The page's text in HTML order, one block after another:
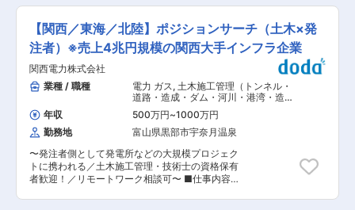
い ・専門性を高め、市場価値の高いエンジニアを
入れたい ・チームで大きなプロジェクトに取り組
みたい 変更の範囲：ジョブローテーションに合わ
せてその他当社業務全般（出向等含む）に従事い
ただく可能性あり
育児支援制度】【資格取得支援制度】など充実し
た制度を整えております。 ■当社について 当社
は、セコム・東電・関電・中電の出資により設立
された原子力発電所の総合的セキュリティを提供
する国内唯一のセキュリティ専門会社です。 その
実績は、地域社会や国から高い評価を獲得してお
り、原子力発電所における国内シェアは70％以
上。 テロや犯罪から原子力発電所を守るセキュリ
ティシステムの開発に取り組み、「システム」と
「人材」の総合セキュリティサービスを実現して
います。 変更の範囲：会社の定める業務
子力発電所やデータセンター等、お客様の施設に
おける防護（セキュリティ）業務をご担当いただ
きます。 ■業務詳細： ・出入管理業務（人の入
退域及び物品検査） ・入域車両の検査業務 ・防
護システム機器の監視業務 ・発電所構内の巡視業
務 ・緊急対処業務 など ■就業環境： ・「全国
転勤有り」・「地域限定」から選択が可能です。
・年間休日120日（月4~10回休日有り※シフト
制） ・年次有給休暇（初年度15日）／フレックス
休暇（3日）有り ・月平均残業30h程度 ・定年60
歳（65歳までの再雇用制度あり） ■福利厚生：
【家族手当】：家族の扶養状況（税法上）により
支給 【勤務地手当】：勤務地域と扶養者の有無、
住居形態の区分により支給 【出産祝金】：出生1
人につき20,000円 【カフェテリアプラン】：毎
年12万円分のポイントを付与 その他、【出産・育
【関西／東海／北陸】ポジションサーチ（土木×発
注者）※売上4兆円規模の関西大手インフラ企業
関西電力株式会社
業種 / 職種
電力 ガス, 土木施工管理（トンネル・
道路・造成・ダム・河川・港湾・造園
など） 土木設計・測量（ダム・河川・
港湾）
年収 500万円~1000万円
勤務地
富山県黒部市宇奈月温泉
〜発注者側として発電所などの大規模プロジェク
トに携われる／土木施工管理・技術士の資格保有
者歓迎！／リモートワーク相談可〜 ■仕事内容：